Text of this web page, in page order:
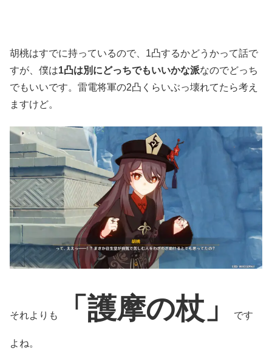
胡桃はすでに持っているので、1凸するかどうかって話で
すが、僕は1凸は別にどっちでもいいかな派なのでどっち
でもいいです。雷電将軍の2凸くらいぶっ壊れてたら考え
ますけど。
それよりも 「護摩の杖」 です
よね。